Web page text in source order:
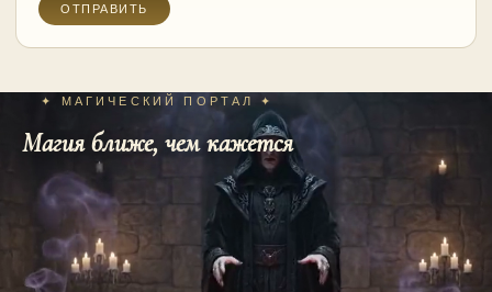
✦ МАГИЧЕСКИЙ ПОРТАЛ ✦
Магия ближе, чем кажется